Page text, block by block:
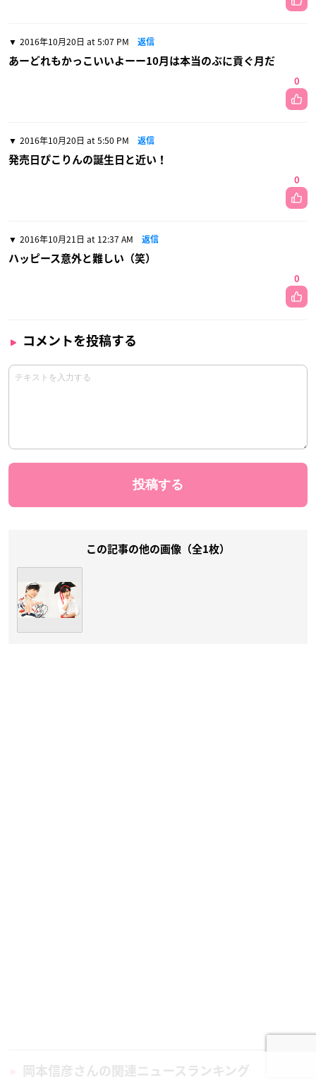
2016年10月20日 at 5:07 PM 返信
あーどれもかっこいいよーー10月は本当のぶに貢ぐ月だ
0
2016年10月20日 at 5:50 PM 返信
発売日ぴこりんの誕生日と近い！
0
2016年10月21日 at 12:37 AM 返信
ハッピース意外と難しい（笑）
0
コメントを投稿する
この記事の他の画像（全1枚）
岡本信彦さんの関連ニュースランキング